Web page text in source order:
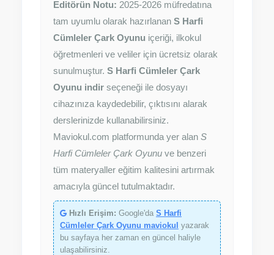
Editörün Notu: 2025-2026 müfredatına
tam uyumlu olarak hazırlanan S Harfi
Cümleler Çark Oyunu içeriği, ilkokul
öğretmenleri ve veliler için ücretsiz olarak
sunulmuştur. S Harfi Cümleler Çark
Oyunu indir seçeneği ile dosyayı
cihazınıza kaydedebilir, çıktısını alarak
derslerinizde kullanabilirsiniz.
Maviokul.com platformunda yer alan S
Harfi Cümleler Çark Oyunu ve benzeri
tüm materyaller eğitim kalitesini artırmak
amacıyla güncel tutulmaktadır.
Hızlı Erişim: Google'da S Harfi
Cümleler Çark Oyunu maviokul yazarak
bu sayfaya her zaman en güncel haliyle
ulaşabilirsiniz.